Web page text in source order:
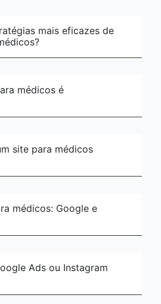
mais eficazes de
médicos é
site para médicos
médicos: Google e
Ads ou Instagram